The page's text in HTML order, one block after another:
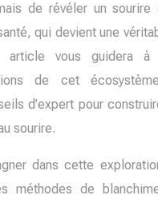
de révéler un sourire
qui devient une
article vous guidera à
de cet
d’expert pour
sourire.
dans cette
méthodes de